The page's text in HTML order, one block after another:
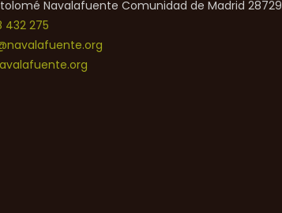
Navalafuente Comunidad de Madrid 28729
432 275